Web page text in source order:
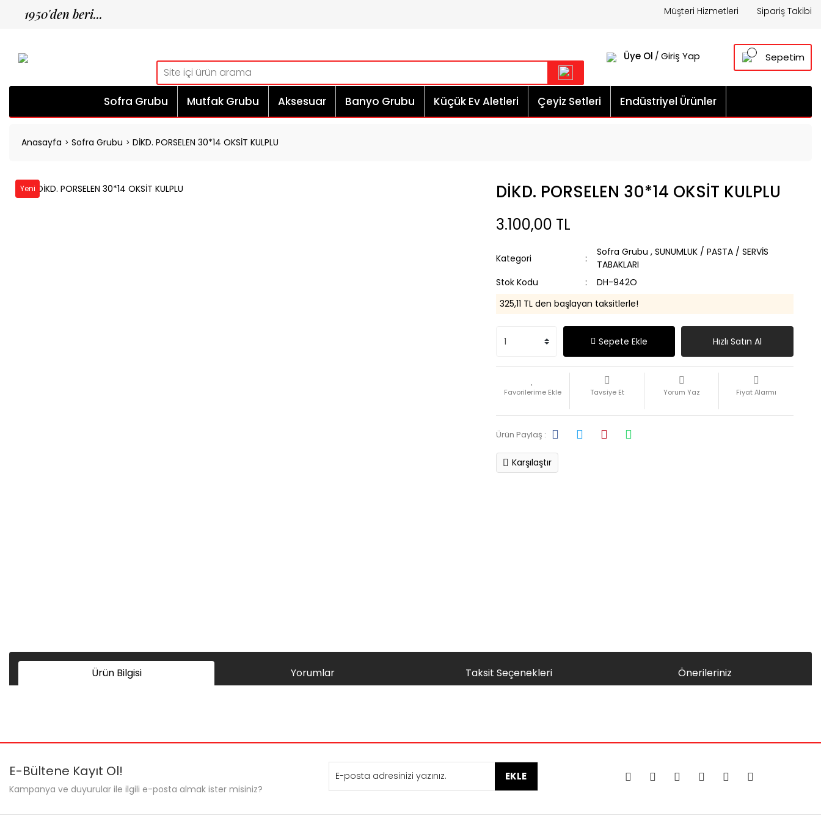
1950'den beri... Müşteri Hizmetleri Sipariş Takibi
Üye Ol / Giriş Yap Sepetim
Sofra Grubu Mutfak Grubu Aksesuar Banyo Grubu Küçük Ev Aletleri Çeyiz Setleri Endüstriyel Ürünler
Anasayfa Sofra Grubu DİKD. PORSELEN 30*14 OKSİT KULPLU
Yeni DİKD. PORSELEN 30*14 OKSİT KULPLU
3.100,00 TL
Kategori
Sofra Grubu , SUNUMLUK / PASTA / SERVİS
TABAKLARI
Stok Kodu
DH-942O
325,11 TL den başlayan taksitlerle!
Sepete Ekle Hızlı Satın Al
Tavsiye Et Yorum Yaz Fiyat Alarmı
Ürün Paylaş :
Karşılaştır
Ürün Bilgisi Yorumlar Taksit Seçenekleri Önerileriniz
Yorum Yaz
Ürün açıklamasında eksik bilgiler bulunuyor.
Ürün bilgilerinde hatalar bulunuyor.
Ürün fiyatı diğer sitelerden daha pahalı.
E-Bültene Kayıt Ol!
Kampanya ve duyurular ile ilgili e-posta almak ister misiniz?
EKLE